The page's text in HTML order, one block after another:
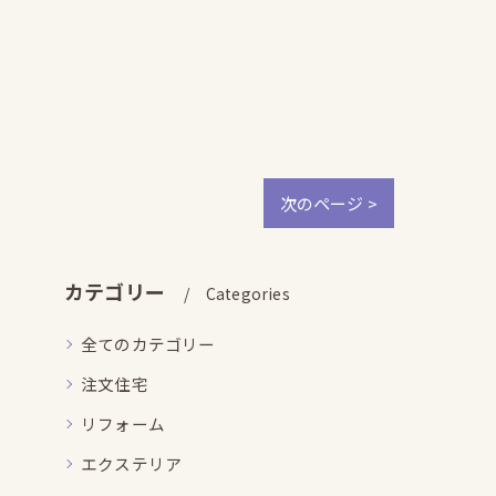
次のページ >
カテゴリー Categories
全てのカテゴリー
注文住宅
リフォーム
エクステリア